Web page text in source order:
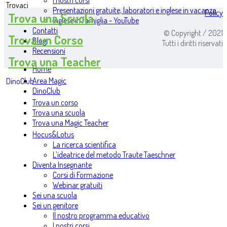
Presentazioni gratuite, laboratori e inglese in vacanza
Inglese in famiglia - YouTube
Contatti
Blog
Recensioni
Home
Area Magic
DinoClub
Trova un corso
Trova una scuola
Trova una Magic Teacher
Hocus&Lotus
La ricerca scientifica
L’ideatrice del metodo Traute Taeschner
Diventa Insegnante
Corsi di Formazione
Webinar gratuiti
Sei una scuola
Sei un genitore
Il nostro programma educativo
Trovaci
Trova una Scuola
Trova un Corso
Trova una Teacher
DinoClub
Policy
© Copyright / 2021
Tutti i diritti riservati